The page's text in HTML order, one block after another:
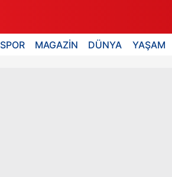
SPOR MAGAZİN DÜNYA YAŞAM